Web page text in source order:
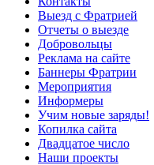
Выезд с Фратрией
Отчеты о выезде
Добровольцы
Реклама на сайте
Баннеры Фратрии
Мероприятия
Информеры
Учим новые заряды!
Копилка сайта
Двадцатое число
Наши проекты